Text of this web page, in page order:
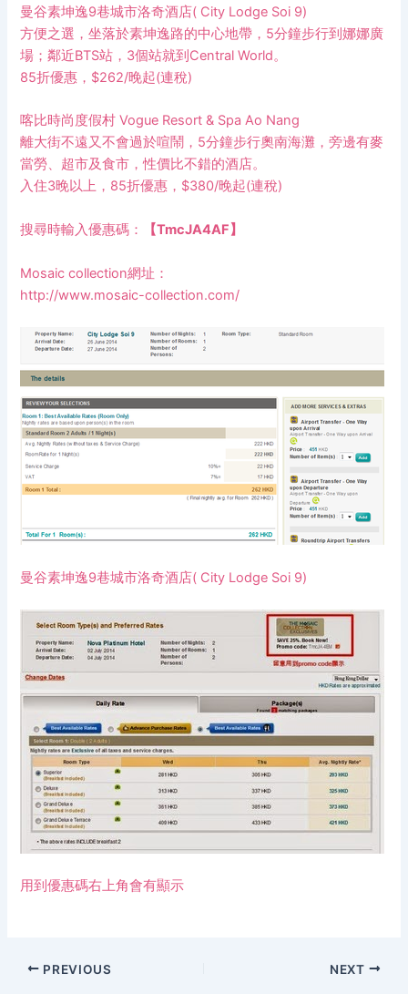
曼谷素坤逸9巷城市洛奇酒店( City Lodge Soi 9)
方便之選，坐落於素坤逸路的中心地帶，5分鐘步行到娜娜廣
場；鄰近BTS站，3個站就到Central World。
85折優惠，$262/晚起(連稅)
喀比時尚度假村 Vogue Resort & Spa Ao Nang
離大街不遠又不會過於喧鬧，5分鐘步行奧南海灘，旁邊有麥
當勞、超市及食市，性價比不錯的酒店。
入住3晚以上，85折優惠，$380/晚起(連稅)
搜尋時輸入優惠碼： 【TmcJA4AF】
Mosaic collection網址：
http://www.mosaic-collection.com/
曼谷素坤逸9巷城市洛奇酒店( City Lodge Soi 9)
用到優惠碼右上角會有顯示
PREVIOUS NEXT